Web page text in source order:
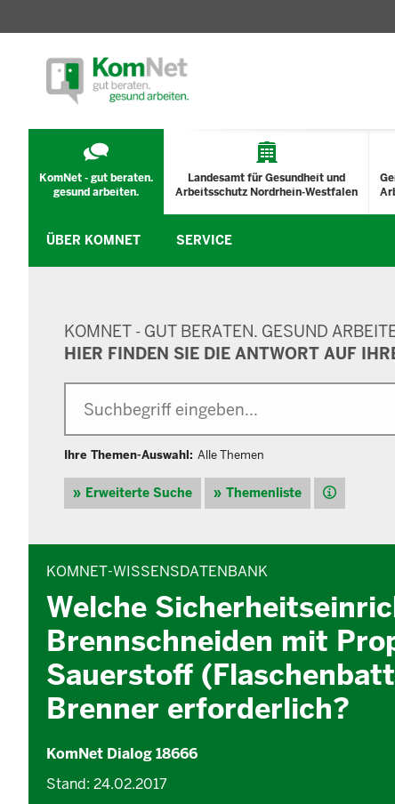
KomNet - gut beraten.
gesund arbeiten.
Landesamt für Gesundheit und
Arbeitsschutz Nordrhein-Westfalen
ÜBER KOMNET SERVICE
KOMNET - GUT BERATEN. GESUND
HIER FINDEN SIE DIE ANTWORT AUF
Ihre Themen-Auswahl: Alle Themen
Erweiterte Suche Themenliste Hilfe
KOMNET-WISSENSDATENBANK
Welche
Brennschneiden mit
Sauerstoff
Brenner erforderlich?
KomNet Dialog 18666
Stand: 24.02.2017